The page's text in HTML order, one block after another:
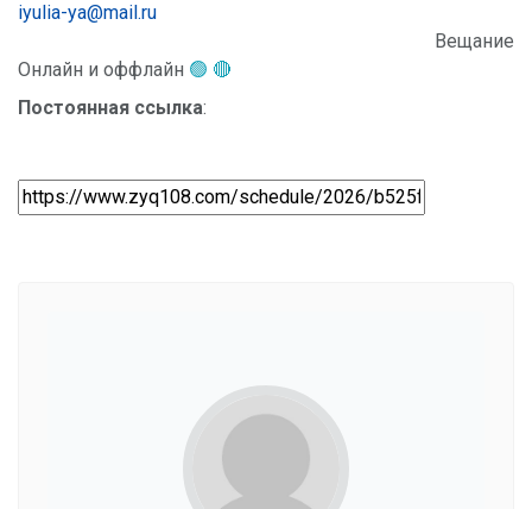
iyulia-ya@mail.ru
Вещание
Онлайн и оффлайн 🟢 🔴
Постоянная ссылка: